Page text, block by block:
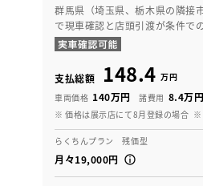
群馬県（埼玉県、栃木県の隣接
で現車確認と店頭引渡が条件で
支払総額 148.4 万円
車両価格 140万円 諸費用 8.4万円
※ 価格は展示店にて8月登録の場合 ※
らくちんプラン 残価型
月々19,000円